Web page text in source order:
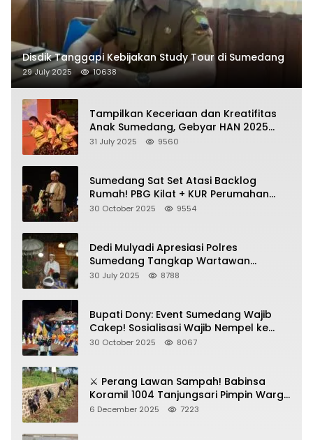
Disdik Tanggapi Kebijakan Study Tour di Sumedang
29 July 2025 10638
Tampilkan Keceriaan dan Kreatifitas
Anak Sumedang, Gebyar HAN 2025
Dihadiri Bupati dan Wabup
31 July 2025 9560
Sumedang Sat Set Atasi Backlog
Rumah! PBG Kilat + KUR Perumahan
Jadi Kunci!
30 October 2025 9554
Dedi Mulyadi Apresiasi Polres
Sumedang Tangkap Wartawan
Gadungan Pemeras Kades
30 July 2025 8788
Bupati Dony: Event Sumedang Wajib
Cakep! Sosialisasi Wajib Nempel ke
Seni Budaya!
30 October 2025 8067
⚔️ Perang Lawan Sampah! Babinsa
Koramil 1004 Tanjungsari Pimpin Warga
Bersihkan Gorong-Gorong & Plastik
6 December 2025 7223